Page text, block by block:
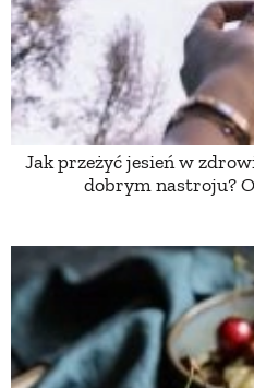
Jak przeżyć jesień w
dobrym nastroju?
ZIELEŃ
DLA